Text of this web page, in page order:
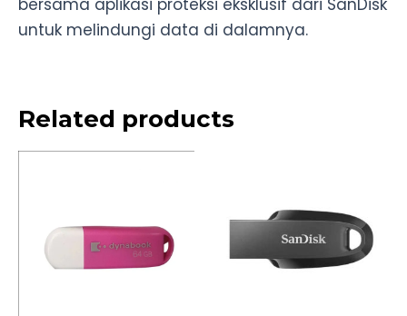
untuk melindungi data di dalamnya.
Related products